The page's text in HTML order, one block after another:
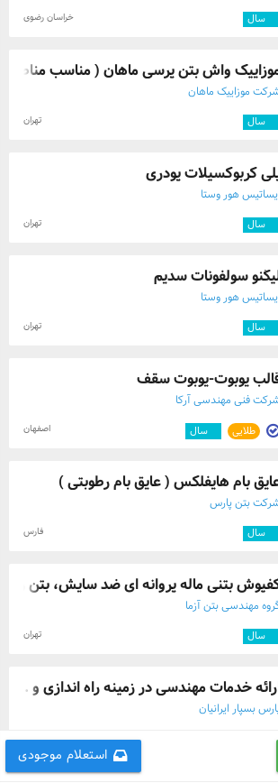
استعلام موجودی
سال خراسان رضوی
واش بتن پرسی ماهان ( مناسب مناطق
موزاییک ماهان
سال تهران
کربوکسیلات پودری
هور وستا
سال تهران
سولفونات سدیم
هور وستا
سال تهران
یوبوت-یوبوت سقف
فنی مهندسی آرکا
طلایی سال اصفهان
بام هایفلکس ( عایق بام رطوبتی )
بتن پارس
سال فارس
بتنی ماله پروانه ای ضد سایش، بتن ر ...
مهندسی بتن آزما
سال تهران
خدمات مهندسی در زمینه راه اندازی و ...
بسپار ایرانیان
مرکزی